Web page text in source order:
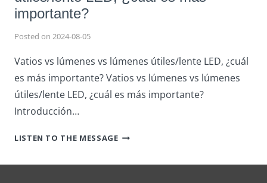
importante?
Posted on 2024-08-05
Vatios vs lúmenes vs lúmenes útiles/lente LED, ¿cuál
es más importante? Vatios vs lúmenes vs lúmenes
útiles/lente LED, ¿cuál es más importante?
Introducción…
LISTEN TO THE MESSAGEVATIOS
LÚMENES